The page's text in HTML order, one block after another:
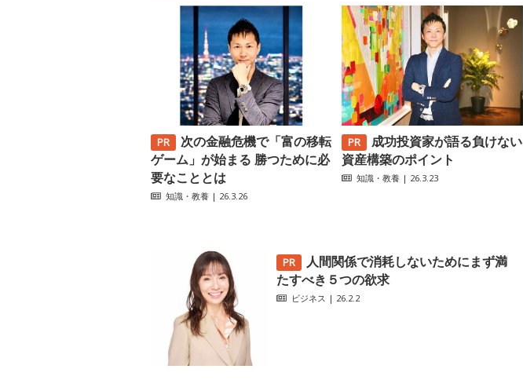
次の金融危機で「富の移転
ゲーム」が始まる 勝つために必
要なこととは
知識・教養 | 26.3.26
成功投資家が語る負けない
資産構築のポイント
知識・教養 | 26.3.23
人間関係で消耗しないためにまず満
たすべき５つの欲求
ビジネス | 26.2.2